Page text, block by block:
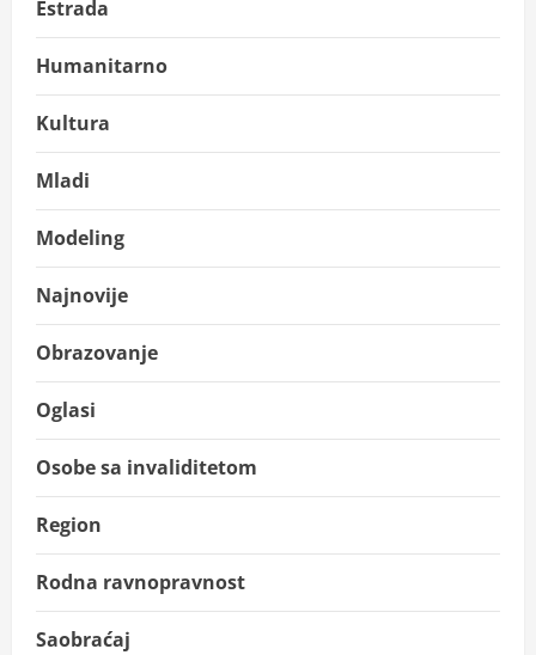
Estrada
Humanitarno
Kultura
Mladi
Modeling
Najnovije
Obrazovanje
Oglasi
Osobe sa invaliditetom
Region
Rodna ravnopravnost
Saobraćaj